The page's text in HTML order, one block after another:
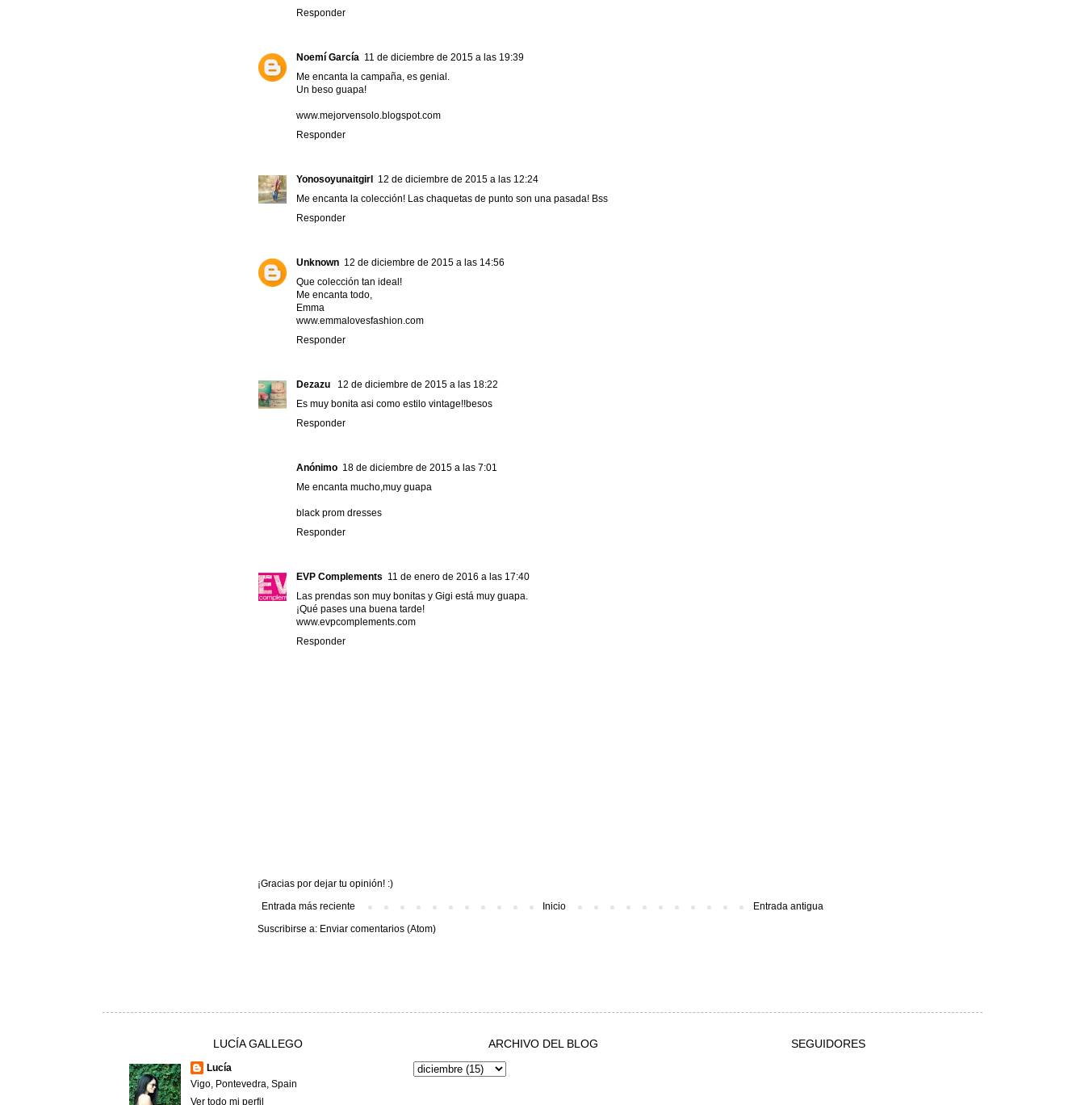
Responder
Noemí García 11 de diciembre de 2015 a las 19:39
Me encanta la campaña, es genial.
Un beso guapa!
www.mejorvensolo.blogspot.com
Responder
Yonosoyunaitgirl 12 de diciembre de 2015 a las 12:24
Me encanta la colección! Las chaquetas de punto son una pasada! Bss
Responder
Unknown 12 de diciembre de 2015 a las 14:56
Que colección tan ideal!
Me encanta todo,
Emma
www.emmalovesfashion.com
Responder
Dezazu
12 de diciembre de 2015 a las 18:22
Es muy bonita asi como estilo vintage!!besos
Responder
Anónimo 18 de diciembre de 2015 a las 7:01
Me encanta mucho,muy guapa
black prom dresses
Responder
EVP Complements 11 de enero de 2016 a las 17:40
Las prendas son muy bonitas y Gigi está muy guapa.
¡Qué pases una buena tarde!
www.evpcomplements.com
Responder
¡Gracias por dejar tu opinión! :)
Entrada más reciente
Entrada antigua
Inicio
Suscribirse a: Enviar comentarios (Atom)
LUCÍA GALLEGO
Lucía
Vigo, Pontevedra, Spain
Ver todo mi perfil
ARCHIVO DEL BLOG SEGUIDORES